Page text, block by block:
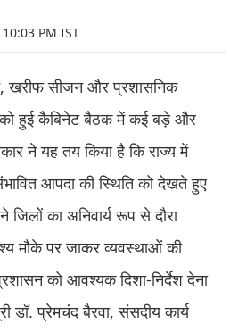
PM IST
खरीफ सीजन और प्रशासनिक
को हुई कैबिनेट बैठक में कई बड़े और
ने यह तय किया है कि राज्य में
आपदा की स्थिति को देखते हुए
का अनिवार्य रूप से दौरा
मौके पर जाकर व्यवस्थाओं की
को आवश्यक दिशा-निर्देश देना
प्रेमचंद बैरवा, संसदीय कार्य